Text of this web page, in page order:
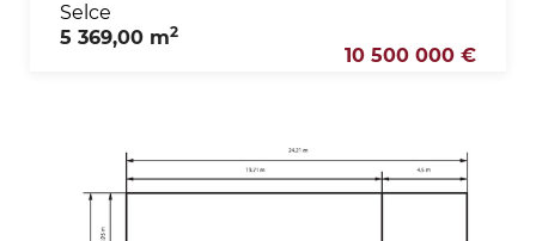
Selce
5 369,00 m2
10 500 000 €